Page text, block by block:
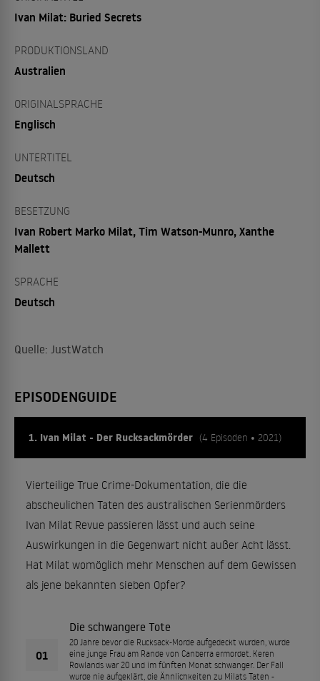
Ivan Milat: Buried Secrets
PRODUKTIONSLAND
Australien
ORIGINALSPRACHE
Englisch
UNTERTITEL
Deutsch
BESETZUNG
Ivan Robert Marko Milat, Tim Watson-Munro, Xanthe
Mallett
SPRACHE
Deutsch
Quelle: JustWatch
EPISODENGUIDE
1. Ivan Milat - Der Rucksackmörder (4 Episoden • 2021)
Vierteilige True Crime-Dokumentation, die die
abscheulichen Taten des australischen Serienmörders
Ivan Milat Revue passieren lässt und auch seine
Auswirkungen in die Gegenwart nicht außer Acht lässt.
Hat Milat womöglich mehr Menschen auf dem Gewissen
als jene bekannten sieben Opfer?
01
Die schwangere Tote
20 Jahre bevor die Rucksack-Morde aufgedeckt wurden, wurde
eine junge Frau am Rande von Canberra ermordet. Keren
Rowlands war 20 und im fünften Monat schwanger. Der Fall
wurde nie aufgeklärt, die Ähnlichkeiten zu Milats Taten -